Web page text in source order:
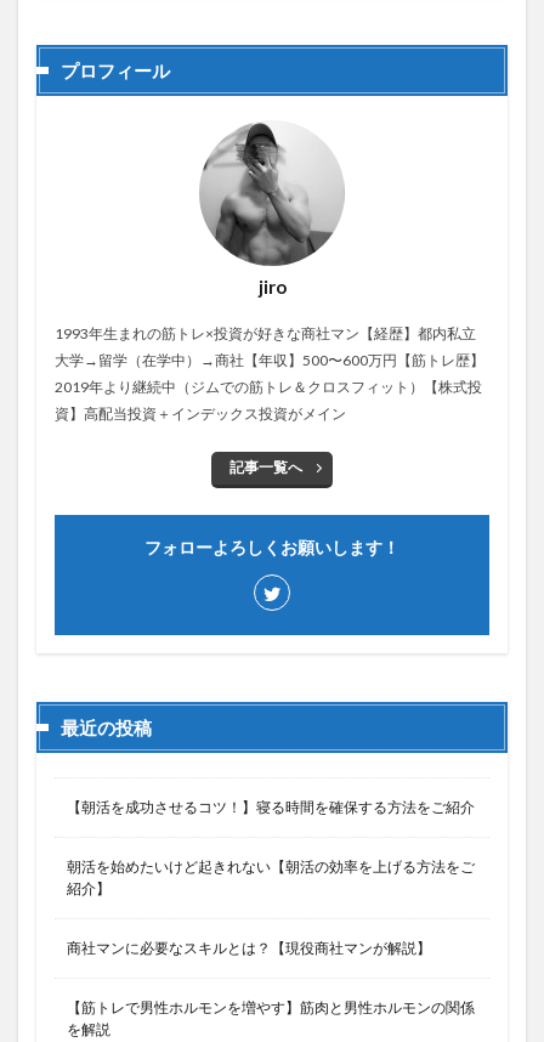
プロフィール
jiro
1993年生まれの筋トレ×投資が好きな商社マン【経歴】都内私立
大学→留学（在学中）→商社【年収】500〜600万円【筋トレ歴】
2019年より継続中（ジムでの筋トレ＆クロスフィット）【株式投
資】高配当投資＋インデックス投資がメイン
記事一覧へ
フォローよろしくお願いします！
最近の投稿
【朝活を成功させるコツ！】寝る時間を確保する方法をご紹介
朝活を始めたいけど起きれない【朝活の効率を上げる方法をご
紹介】
商社マンに必要なスキルとは？【現役商社マンが解説】
【筋トレで男性ホルモンを増やす】筋肉と男性ホルモンの関係
を解説